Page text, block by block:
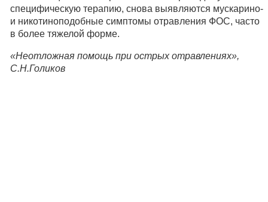
специфическую терапию, снова выявляются мускарино-
и никотиноподобные симптомы отравления ФОС, часто
в более тяжелой форме.
«Неотложная помощь при острых отравлениях»,
С.Н.Голиков